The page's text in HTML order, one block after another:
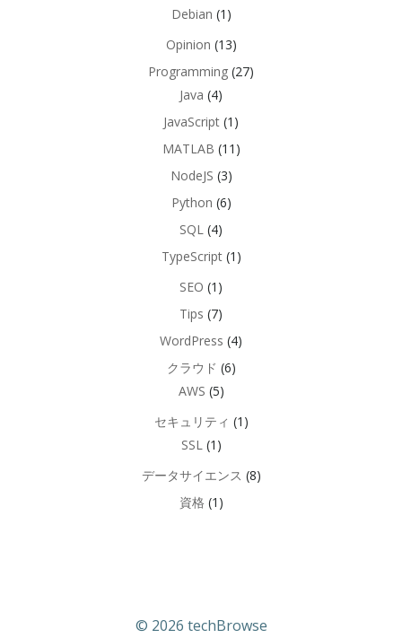
Debian (1)
Opinion (13)
Programming (27)
Java (4)
JavaScript (1)
MATLAB (11)
NodeJS (3)
Python (6)
SQL (4)
TypeScript(1)
SEO (1)
Tips (7)
WordPress (4)
クラウド (6)
AWS (5)
セキュリティ (1)
SSL (1)
データサイエンス (8)
資格 (1)
© 2026 techBrowse